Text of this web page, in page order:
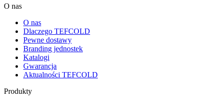
O nas
O nas
Dlaczego TEFCOLD
Pewne dostawy
Branding jednostek
Katalogi
Gwarancja
Aktualności TEFCOLD
Produkty